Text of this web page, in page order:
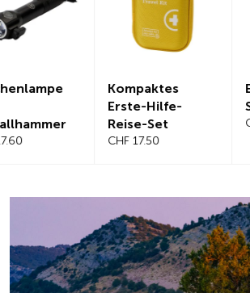
Kompaktes
Reise-Set
Erste-Hilfe-
Set
CHF 18.40